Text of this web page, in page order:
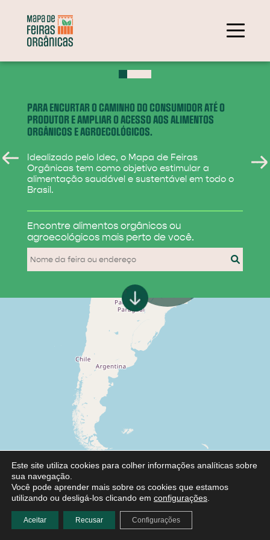
PARA ENCURTAR O CAMINHO DO CONSUMIDOR ATÉ O
PRODUTOR E AMPLIAR O ACESSO AOS ALIMENTOS
ORGÂNICOS E AGROECOLÓGICOS.
Idealizado pelo Idec, o Mapa de Feiras
Orgânicas tem como objetivo estimular a
alimentação saudável e sustentável em todo o
Brasil.
Encontre alimentos orgânicos ou
agroecológicos mais perto de você.
284
31
Este site utiliza cookies para colher informações analíticas sobre
sua navegação.
Você pode aprender mais sobre os cookies que estamos
utilizando ou desligá-los clicando em configurações
Aceitar Recusar Configurações